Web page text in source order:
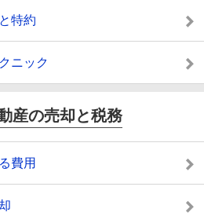
特約
ニック
産の売却と税務
費用